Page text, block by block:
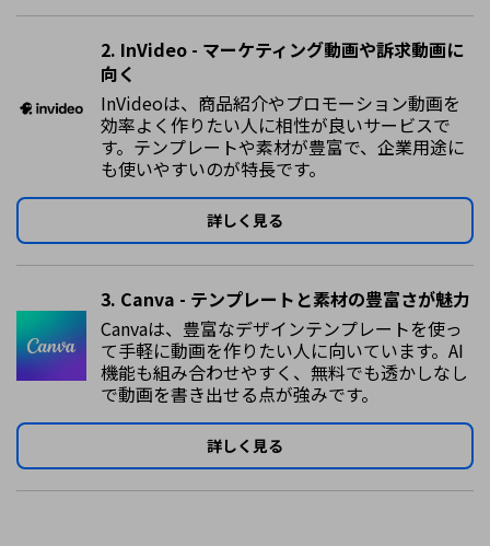
2. InVideo - マーケティング動画や訴求動画に
向く
InVideoは、商品紹介やプロモーション動画を
効率よく作りたい人に相性が良いサービスで
す。テンプレートや素材が豊富で、企業用途に
も使いやすいのが特長です。
詳しく見る
3. Canva - テンプレートと素材の豊富さが魅力
Canvaは、豊富なデザインテンプレートを使っ
て手軽に動画を作りたい人に向いています。AI
機能も組み合わせやすく、無料でも透かしなし
で動画を書き出せる点が強みです。
詳しく見る